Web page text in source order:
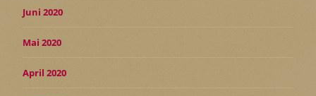
Juni 2020
Mai 2020
April 2020